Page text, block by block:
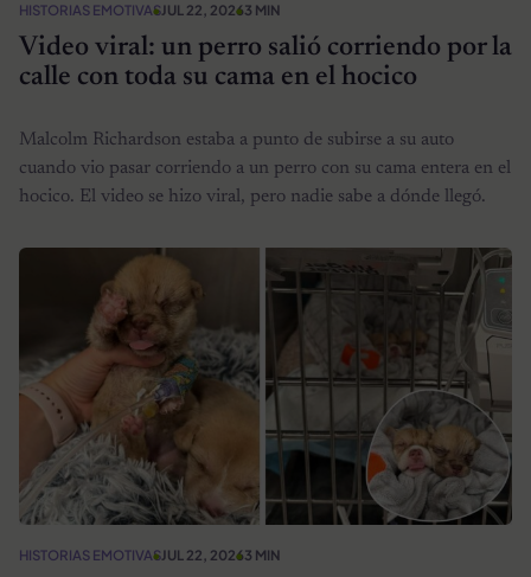
HISTORIAS EMOTIVASJUL 22, 20263 MIN
Video viral: un perro salió corriendo por la
calle con toda su cama en el hocico
Malcolm Richardson estaba a punto de subirse a su auto
cuando vio pasar corriendo a un perro con su cama entera en el
hocico. El video se hizo viral, pero nadie sabe a dónde llegó.
HISTORIAS EMOTIVASJUL 22, 20263 MIN